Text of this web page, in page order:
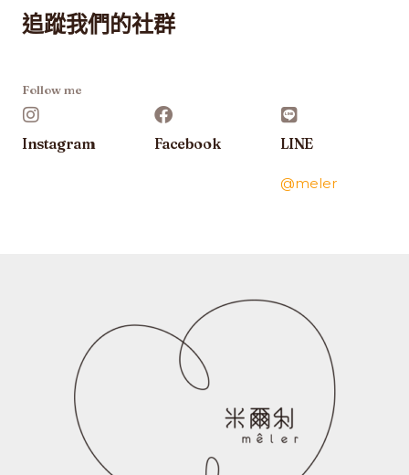
追蹤我們的社群
Follow me
Instagram Facebook LINE
@meler